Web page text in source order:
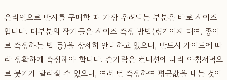
온라인으로 반지를 구매할 때 가장 우려되는 부분은 바로 사이즈
입니다. 대부분의 작가들은 사이즈 측정 방법(링게이지 대여, 종이
로 측정하는 법 등)을 상세히 안내하고 있으니, 반드시 가이드에 따
라 정확하게 측정해야 합니다. 손가락은 컨디션에 따라 아침저녁으
로 붓기가 달라질 수 있으니, 여러 번 측정하여 평균값을 내는 것이